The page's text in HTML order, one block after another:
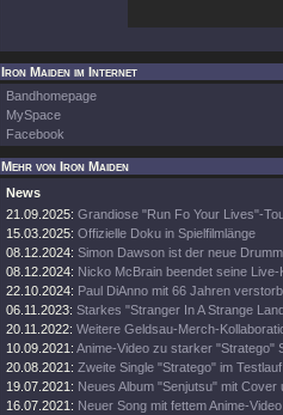
Iron Maiden im Internet
Bandhomepage
MySpace
Facebook
Mehr von Iron Maiden
News
21.09.2025: Grandiose "Run Fo Your Lives"-
15.03.2025: Offizielle Doku in Spielfilmlänge
08.12.2024: Simon Dawson ist der neue
08.12.2024: Nicko McBrain beendet seine Live-
22.10.2024: Paul DiAnno mit 66 Jahren
06.11.2023: Starkes "Stranger In A Strange
20.11.2022: Weitere Geldsau-Merch-
10.09.2021: Anime-Video zu starker "Stratego"
20.08.2021: Zweite Single "Stratego" im Testlauf
19.07.2021: Neues Album "Senjutsu" mit Cover
16.07.2021: Neuer Song mit fettem Anime-Video